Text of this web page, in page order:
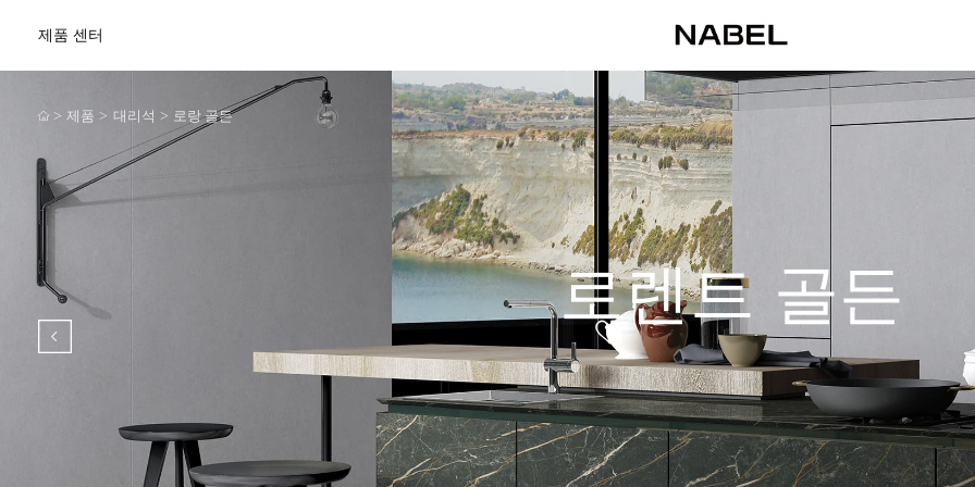
제품 센터
> 제품 > 대리석 > 로랑 골든
로렌트 골든